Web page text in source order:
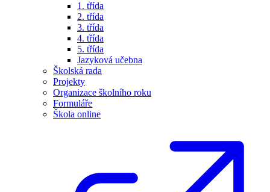
1. třída
2. třída
3. třída
4. třída
5. třída
Jazyková učebna
Školská rada
Projekty
Organizace školního roku
Formuláře
Škola online